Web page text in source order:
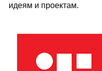
идеям и проектам.